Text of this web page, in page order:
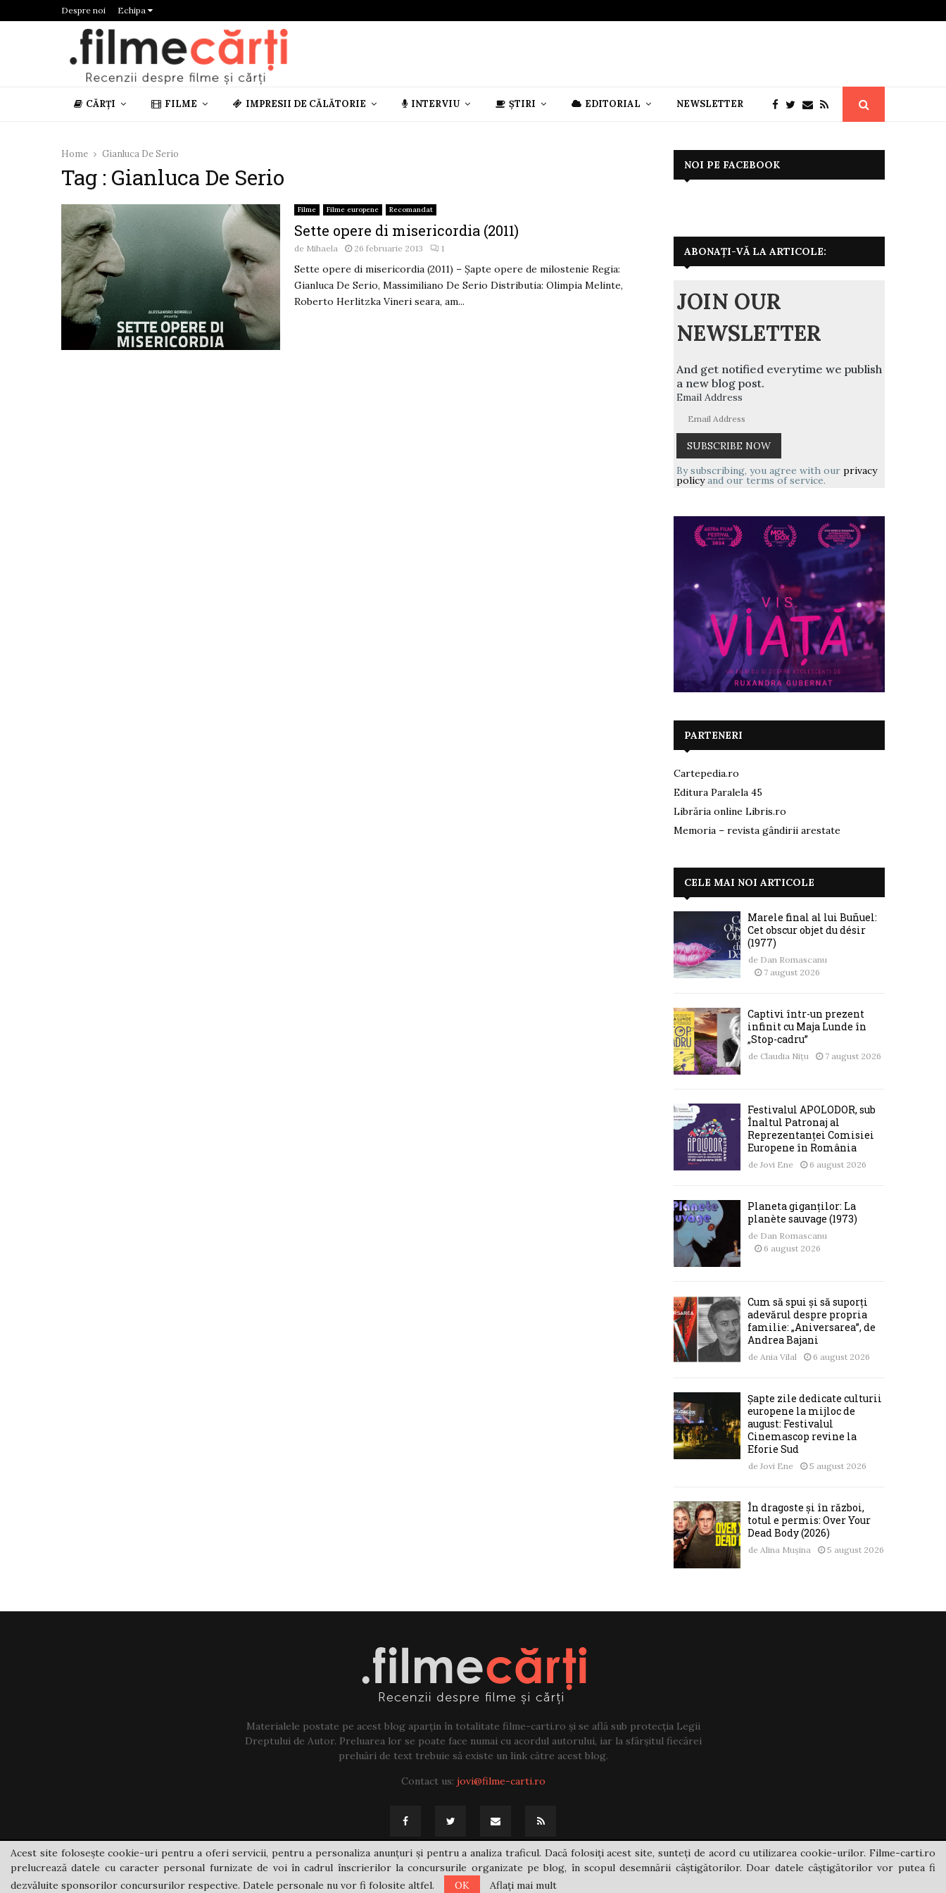
Despre noi Echipa
CĂRȚI FILME IMPRESII DE CĂLĂTORIE INTERVIU ȘTIRI EDITORIAL NEWSLETTER
Home Gianluca De Serio
Tag : Gianluca De Serio
Filme Filme europene Recomandat
Sette opere di misericordia (2011)
de Mihaela 26 februarie 2013 1
Sette opere di misericordia (2011) – Şapte opere de milostenie Regia:
Gianluca De Serio, Massimiliano De Serio Distributia: Olimpia Melinte,
Roberto Herlitzka Vineri seara, am...
NOI PE FACEBOOK
ABONAȚI-VĂ LA ARTICOLE:
JOIN OUR
NEWSLETTER
And get notified everytime we publish
a new blog post.
Email Address
By subscribing, you agree with our privacy
policyand our terms of service.
PARTENERI
Cartepedia.ro
Editura Paralela 45
Librăria online Libris.ro
Memoria – revista gândirii arestate
CELE MAI NOI ARTICOLE
Marele final al lui Buñuel:
Cet obscur objet du désir
(1977)
de Dan Romascanu
7 august 2026
Captivi într-un prezent
infinit cu Maja Lunde în
„Stop-cadru”
de Claudia Nițu 7 august 2026
Festivalul APOLODOR, sub
Înaltul Patronaj al
Reprezentanței Comisiei
Europene în România
de Jovi Ene 6 august 2026
Planeta giganților: La
planète sauvage (1973)
de Dan Romascanu
6 august 2026
Cum să spui și să suporți
adevărul despre propria
familie: „Aniversarea”, de
Andrea Bajani
de Ania Vilal 6 august 2026
Șapte zile dedicate culturii
europene la mijloc de
august: Festivalul
Cinemascop revine la
Eforie Sud
de Jovi Ene 5 august 2026
În dragoste și în război,
totul e permis: Over Your
Dead Body (2026)
de Alina Mușina 5 august 2026
Materialele postate pe acest blog aparțin în totalitate filme-carti.ro și se află sub protecția Legii
Dreptului de Autor. Preluarea lor se poate face numai cu acordul autorului, iar la sfârșitul fiecărei
preluări de text trebuie să existe un link către acest blog.
Contact us: jovi@filme-carti.ro
@2021 - filme-carti.ro
Acest site folosește cookie-uri pentru a oferi servicii, pentru a personaliza anunțuri și pentru a analiza traficul. Dacă folosiți acest site, sunteți de acord cu utilizarea cookie-urilor. Filme-carti.ro
prelucrează datele cu caracter personal furnizate de voi în cadrul înscrierilor la concursurile organizate pe blog, în scopul desemnării câștigătorilor. Doar datele câștigătorilor vor putea fi
dezvăluite sponsorilor concursurilor respective. Datele personale nu vor fi folosite altfel.
OK Aflați mai mult